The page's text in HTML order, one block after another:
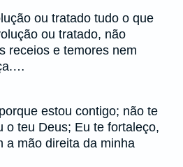
ou tratado tudo o que
ou tratado, não
receios e temores nem
estou contigo; não te
o teu Deus; Eu te fortaleço,
a mão direita da minha